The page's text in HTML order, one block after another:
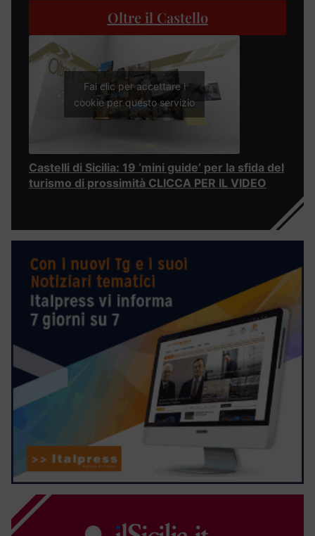
Oltre il Castello
Fai clic per accettare i
cookie per questo servizio
Castelli di Sicilia: 19 ‘mini guide’ per la sfida del
turismo di prossimità CLICCA PER IL VIDEO